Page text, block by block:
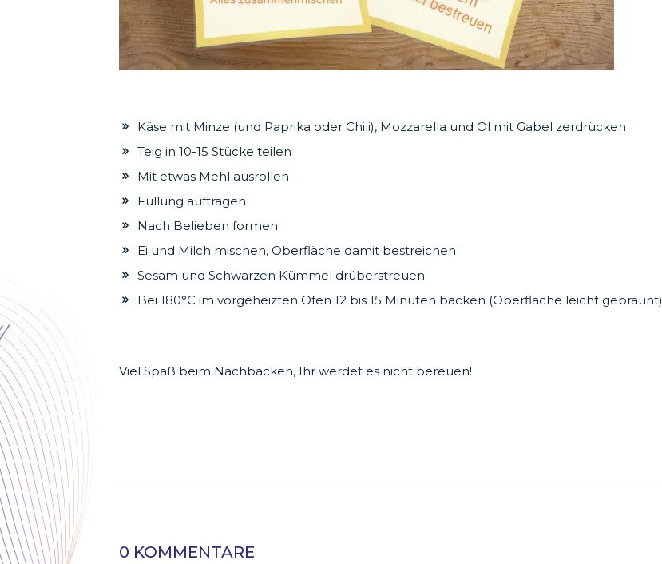
Käse mit Minze (und Paprika oder Chili), Mozzarella und Öl mit Gabel zerdrücken
Teig in 10-15 Stücke teilen
Mit etwas Mehl ausrollen
Füllung auftragen
Nach Belieben formen
Ei und Milch mischen, Oberfläche damit bestreichen
Sesam und Schwarzen Kümmel drüberstreuen
Bei 180°C im vorgeheizten Ofen 12 bis 15 Minuten backen (Oberfläche leicht gebräunt)
Viel Spaß beim Nachbacken, Ihr werdet es nicht bereuen!
0 KOMMENTARE